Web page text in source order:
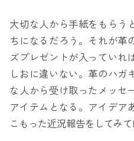
大切な人から手紙をもらう
ちになるだろう。それが革
ズプレゼントが入っていれ
しおに違いない。革のハガ
な人から受け取ったメッセ
アイテムとなる。アイデア
こもった近況報告をしてみて